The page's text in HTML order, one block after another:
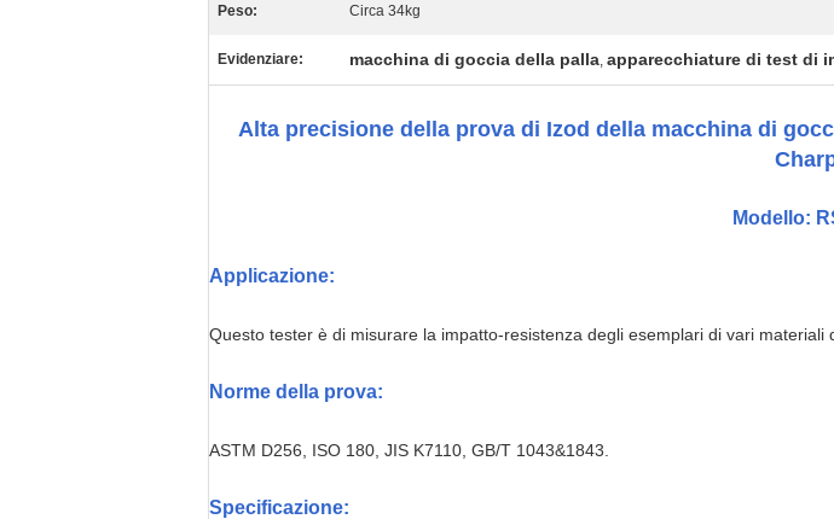
Peso: Circa 34kg
Evidenziare: macchina di goccia della palla, apparecchiature di test di
Alta precisione della prova di Izod della macchina di
Modello:
Applicazione:
Questo tester è di misurare la impatto-resistenza degli esemplari di vari
Norme della prova:
ASTM D256, ISO 180, JIS K7110, GB/T 1043&1843.
Specificazione: